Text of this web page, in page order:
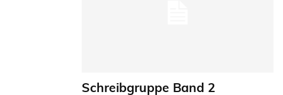
Schreibgruppe Band 2